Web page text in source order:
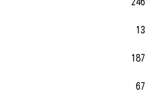
246
13
187
67